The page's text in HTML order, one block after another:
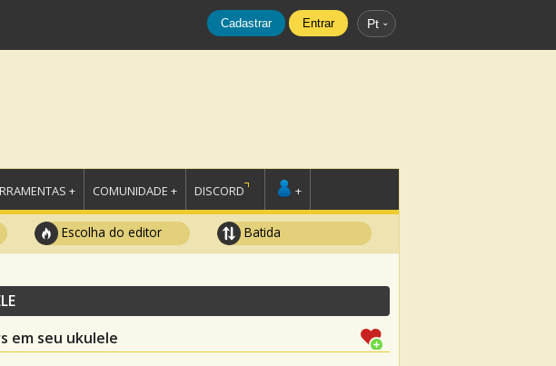
Cadastrar Entrar Pt
+ COMUNIDADE + DISCORD +
Escolha do editor Batida
em seu ukulele